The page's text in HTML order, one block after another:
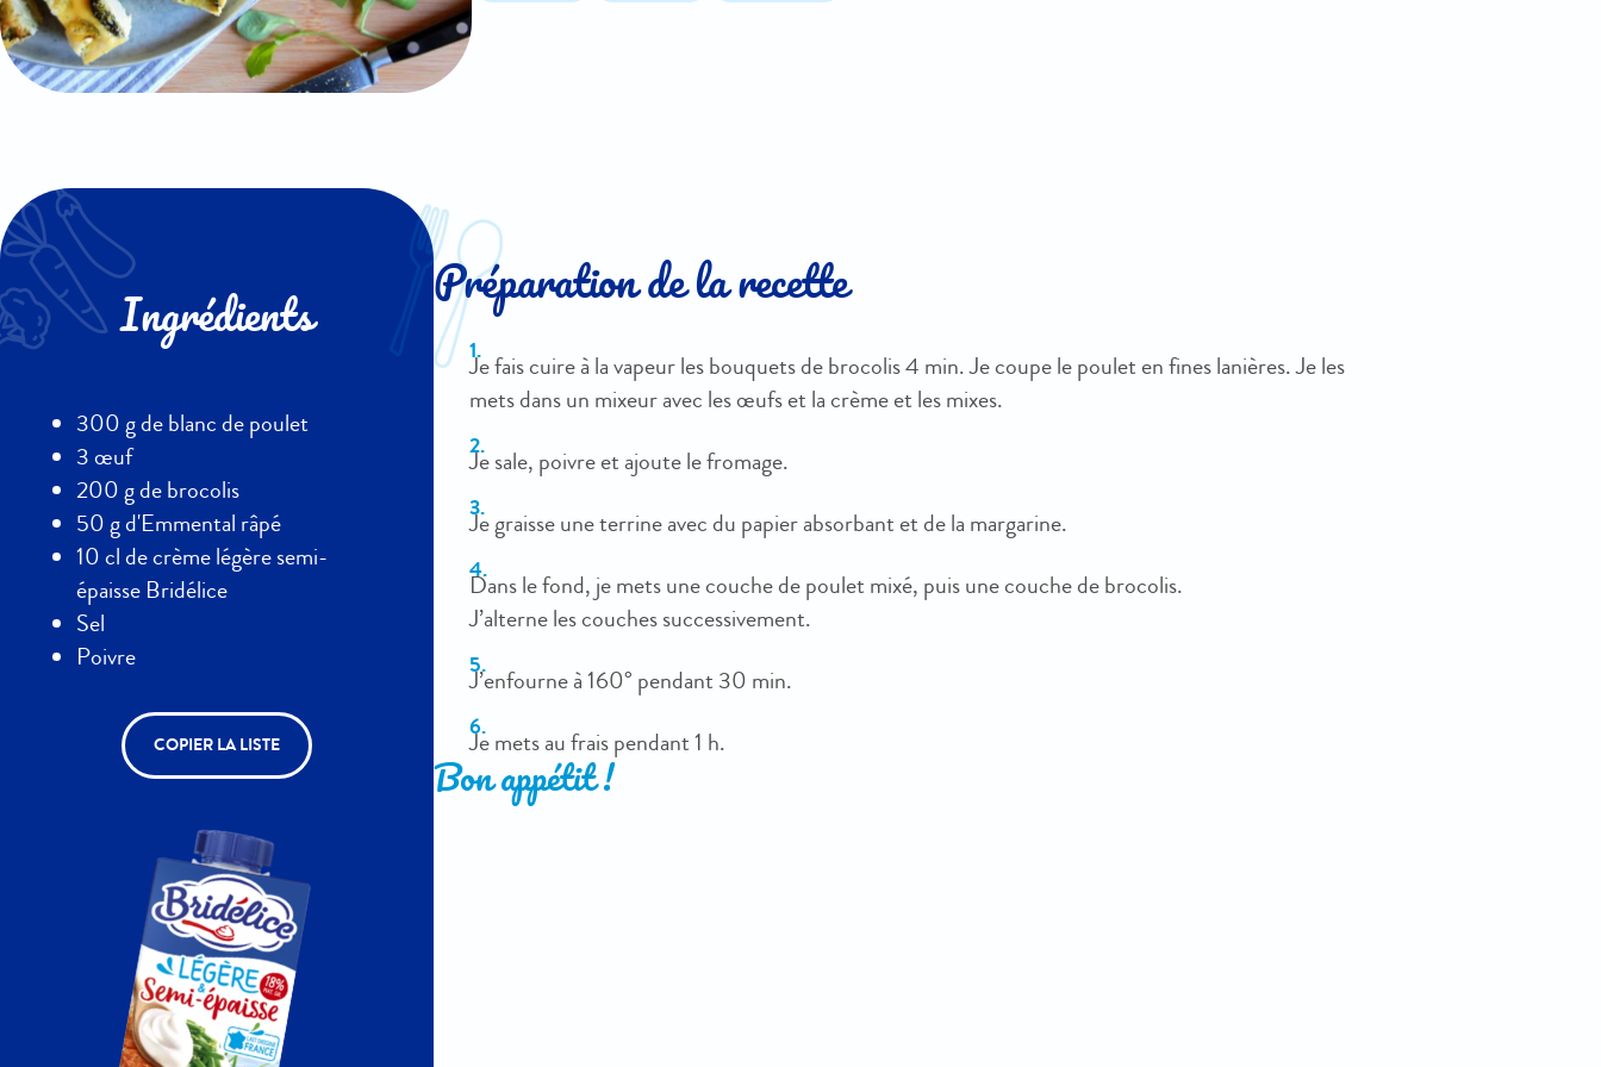
Ingrédients
300 g de blanc de poulet
3 œuf
200 g de brocolis
50 g d'Emmental râpé
10 cl de crème légère semi-
épaisse Bridélice
Sel
Poivre
COPIER LA LISTE
Préparation de la recette
Je fais cuire à la vapeur les bouquets de brocolis 4 min. Je coupe le poulet en fines lanières. Je les
mets dans un mixeur avec les œufs et la crème et les mixes.
Je sale, poivre et ajoute le fromage.
Je graisse une terrine avec du papier absorbant et de la margarine.
Dans le fond, je mets une couche de poulet mixé, puis une couche de brocolis.
J’alterne les couches successivement.
J’enfourne à 160° pendant 30 min.
Je mets au frais pendant 1 h.
Bon appétit !